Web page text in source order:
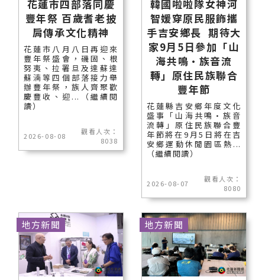
花蓮市四部落同慶
豐年祭 百歲耆老披
肩傳承文化精神
花蓮市八月八日再迎來
豐年祭盛會，磯固、根
努夷、拉署旦及達蘇達
蘇湳等四個部落接力舉
辦豐年祭，族人齊聚歡
慶豐收、迎...（繼續閱
讀）
2026-08-08
觀看人次：
8038
韓國啦啦隊女神河
智媛穿原民服飾攜
手吉安鄉長 期待大
家9月5日參加「山
海共鳴•族音流
轉」原住民族聯合
豐年節
花蓮縣吉安鄉年度文化
盛事「山海共鳴•族音
流轉」原住民族聯合豐
年節將在9月5日將在吉
安鄉運動休閒園區熱...
（繼續閱讀）
2026-08-07
觀看人次：
8080
地方新聞 地方新聞